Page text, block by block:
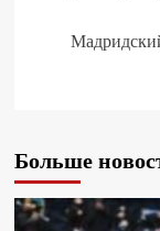
Больше